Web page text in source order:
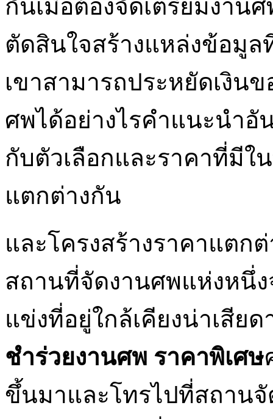
กันเมื่อต้องจัดเตรียมงาน
ตัดสินใจสร้างแหล่งข้อมูล
เขาสามารถประหยัดเงิน
ศพได้อย่างไรคำแนะนำอั
กับตัวเลือกและราคาที่มี
แตกต่างกัน
และโครงสร้างราคาแตก
สถานที่จัดงานศพแห่งหนึ่ง
แข่งที่อยู่ใกล้เคียงน่าเสีย
ชำร่วยงานศพ ราคาพิเศษ
ขึ้นมาและโทรไปที่สถาน